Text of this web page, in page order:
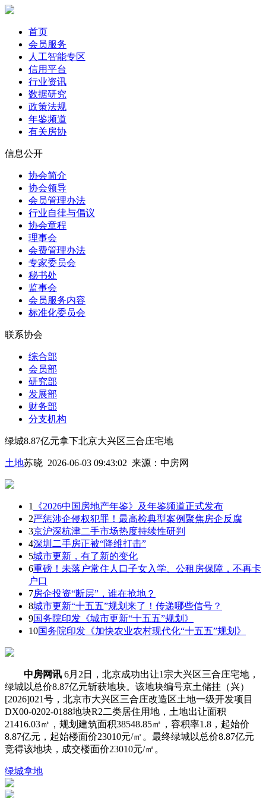
首页
会员服务
人工智能专区
信用平台
行业资讯
数据研究
政策法规
年鉴频道
有关房协
信息公开
协会简介
协会领导
会员管理办法
行业自律与倡议
协会章程
理事会
会费管理办法
专家委员会
秘书处
监事会
会员服务内容
标准化委员会
联系协会
综合部
会员部
研究部
发展部
财务部
分支机构
绿城8.87亿元拿下北京大兴区三合庄宅地
土地苏晓 2026-06-03 09:43:02 来源： 中房网
1
《2026中国房地产年鉴》及年鉴频道正式发布
2严惩涉企侵权犯罪！最高检典型案例聚焦房企反腐
3京沪深杭津二手市场热度持续性研判
4深圳二手房正被“降维打击”
5城市更新，有了新的变化
6重磅！未落户常住人口子女入学、公租房保障，不再卡
户口
7房企投资“断层”，谁在抢地？
8城市更新“十五五”规划来了！传递哪些信号？
9国务院印发《城市更新“十五五”规划》
10国务院印发《加快农业农村现代化“十五五”规划》
中房网讯 6月2日，北京成功出让1宗大兴区三合庄宅地，
绿城以总价8.87亿元斩获地块。该地块编号京土储挂（兴）
[2026]021号，北京市大兴区三合庄改造区土地一级开发项目
DX00-0202-0188地块R2二类居住用地，土地出让面积
21416.03㎡，规划建筑面积38548.85㎡，容积率1.8，起始价
8.87亿元，起始楼面价23010元/㎡。最终绿城以总价8.87亿元
竞得该地块，成交楼面价23010元/㎡。
绿城拿地